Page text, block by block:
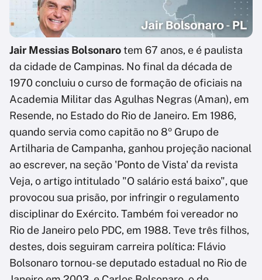
Jair Messias Bolsonarotem 67 anos, e é paulista
da cidade de Campinas. No final da década de
1970 concluiu o curso de formação de oficiais na
Academia Militar das Agulhas Negras (Aman), em
Resende, no Estado do Rio de Janeiro. Em 1986,
quando servia como capitão no 8º Grupo de
Artilharia de Campanha, ganhou projeção nacional
ao escrever, na seção 'Ponto de Vista' da revista
Veja, o artigo intitulado "O salário está baixo", que
provocou sua prisão, por infringir o regulamento
disciplinar do Exército. Também foi vereador no
Rio de Janeiro pelo PDC, em 1988. Teve três filhos,
destes, dois seguiram carreira política: Flávio
Bolsonaro tornou-se deputado estadual no Rio de